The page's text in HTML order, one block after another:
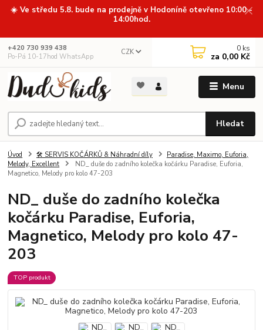
☀️ Ve středu 5.8. bude na prodejně v Hodoníně otevřeno 10:00 -
14:00hod.
Menu
CZK
Hledat
+420 730 939 438
Po-Pá 10-17hod WhatsApp
0 ks
za 0,00 Kč
Úvod 🛠️ SERVIS KOČÁRKŮ & Náhradní díly
Paradise, Maximo, Euforia,
Melody, Excellent
ND_ duše do zadního kolečka kočárku Paradise, Euforia,
Magnetico, Melody pro kolo 47-203
ND_ duše do zadního kolečka
kočárku Paradise, Euforia,
Magnetico, Melody pro kolo 47-
203
TOP produkt